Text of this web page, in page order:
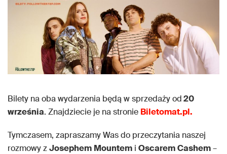
Bilety na oba wydarzenia będą w sprzedaży od20
września . Znajdziecie je na stronie Biletomat.pl.
Tymczasem, zapraszamy Was do przeczytania naszej
rozmowy zJosephem Mountem i OscaremCashem–